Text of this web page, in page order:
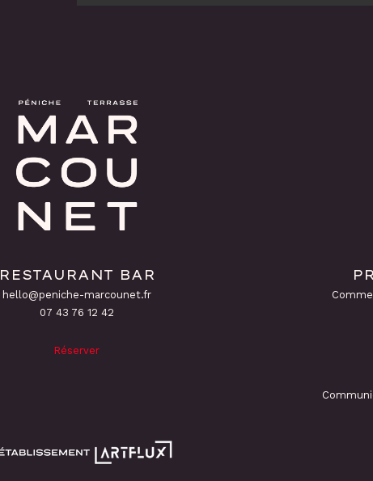
RESTAURANT BAR
hello@peniche-marcounet.fr
‭07 43 76 12 42
Réserver